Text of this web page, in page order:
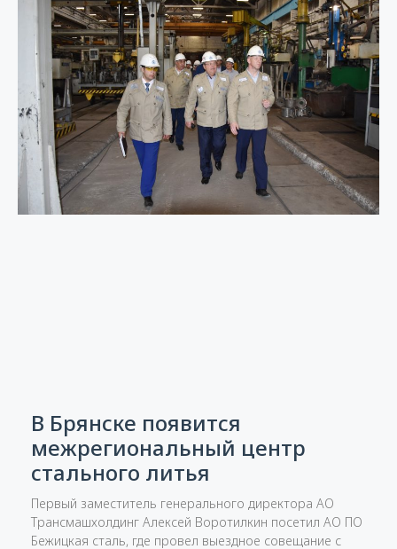
В Брянске появится
межрегиональный центр
стального литья
Первый заместитель генерального директора АО
Трансмашхолдинг Алексей Воротилкин посетил АО ПО
Бежицкая сталь, где провел выездное совещание с